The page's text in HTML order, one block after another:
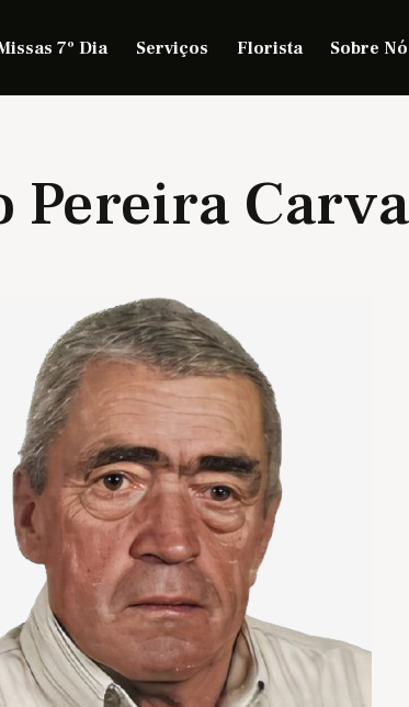
7º Dia Serviços Florista Sobre
Pereira